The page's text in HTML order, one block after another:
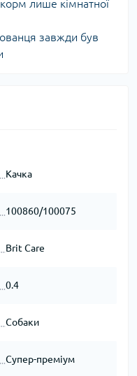
лише кімнатної
завжди був
Качка
100860/100075
Brit Care
0.4
Собаки
Супер-преміум